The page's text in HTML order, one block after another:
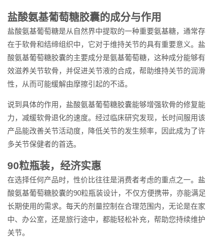
盐酸氨基葡萄糖胶囊的成分与作用
盐酸氨基葡萄糖是从自然界中提取的一种重要氨基糖，通常存
在于软骨和结缔组织中，它对于维持关节的具有重要意义。盐
酸氨基葡萄糖胶囊的主要成分是氨基葡萄糖，这种成分能够有
效滋养关节软骨，并促进关节液的合成，帮助维持关节的润滑
性，从而可能缓解由摩擦引起的不适。
说到具体的作用，盐酸氨基葡萄糖胶囊能够增强软骨的修复能
力，减缓软骨退化的速度。经过临床研究发现，长时间服用该
产品能改善关节活动度，降低关节的发生频率，因此成为了许
多关节保健者的首选。
90粒瓶装，经济实惠
在选择任何产品时，性价比往往是消费者考虑的重点之一。盐
酸氨基葡萄糖胶囊的90粒瓶装设计，不仅方便携带，亦能满足
长期使用的需求。每天的剂量控制在合理范围内，无论是在家
中、办公室，还是旅行途中，都能轻松补充，帮助您持续维护
关节。